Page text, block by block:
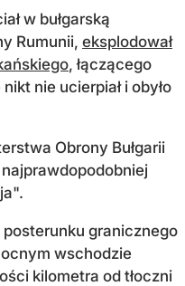
w bułgarską
Rumunii, eksplodował
, łączącego
nie ucierpiał i obyło
Obrony Bułgarii
posterunku granicznego
wschodzie
kilometra od tłoczni